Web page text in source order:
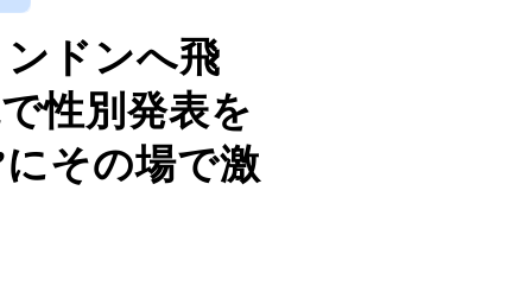
ドンへ飛
性別発表を
その場で激